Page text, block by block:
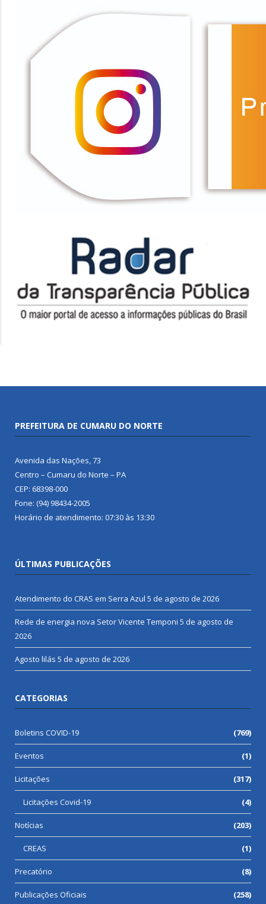
PREFEITURA DE CUMARU DO NORTE
Avenida das Nações, 73
Centro – Cumaru do Norte – PA
CEP: 68398-000
Fone: (94) 98434-2005
Horário de atendimento: 07:30 às 13:30
ÚLTIMAS PUBLICAÇÕES
Atendimento do CRAS em Serra Azul 5 de agosto de 2026
Rede de energia nova Setor Vicente Temponi 5 de agosto de
2026
Agosto lilás 5 de agosto de 2026
CATEGORIAS
Boletins COVID-19 (769)
Eventos (1)
Licitações (317)
Licitações Covid-19 (4)
Notícias (203)
CREAS (1)
Precatório (8)
Publicações Oficiais (258)